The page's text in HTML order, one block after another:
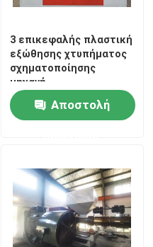
3 επικεφαλής πλαστική
εξώθησης χτυπήματος
σχηματοποίησης
μηχανή
σχηματοποίησης
χτυπήματος PE
Αποστολή